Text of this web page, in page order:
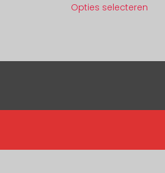
Opties selecteren